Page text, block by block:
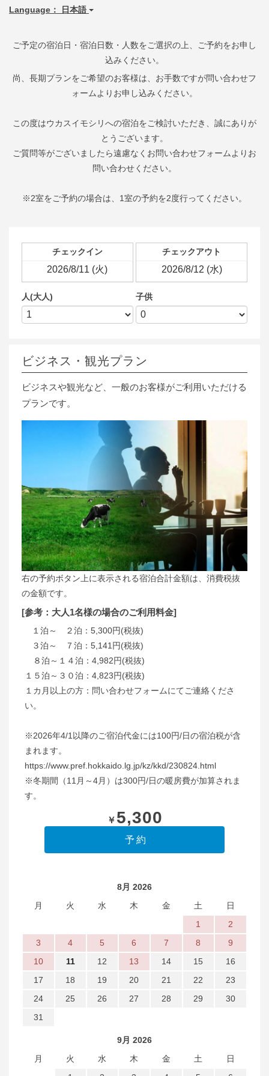
日本語
ご予定の宿泊日・宿泊日数・人数をご選択の上、ご予約をお申し
込みください。
尚、長期プランをご希望のお客様は、お手数ですが問い合わせフ
ォームよりお申し込みください。
この度はウカスイモシリへの宿泊をご検討いただき、誠にありが
とうございます。
ご質問等がございましたら遠慮なくお問い合わせフォームよりお
問い合わせください。
※2室をご予約の場合は、1室の予約を2度行ってください。
チェックイン チェックアウト
人(大人) 子供
ビジネス・観光プラン
ビジネスや観光など、一般のお客様がご利用いただける
プランです。
右の予約ボタン上に表示される宿泊合計金額は、消費税抜
の金額です。
[参考：大人1名様の場合のご利用料金]
１泊～ ２泊：5,300円(税抜)
３泊～ ７泊：5,141円(税抜)
８泊～１４泊：4,982円(税抜)
１５泊～３０泊：4,823円(税抜)
１カ月以上の方：問い合わせフォームにてご連絡くださ
い。
※2026年4/1以降のご宿泊代金には100円/日の宿泊税が含
まれます。
https://www.pref.hokkaido.lg.jp/kz/kkd/230824.html
※冬期間（11月～4月）は300円/日の暖房費が加算されま
す。
￥ 5,300
8月 2026
月
火 水 木 金 土
日
1
2
3
4 5 6 7 8
9
10
11 12 13 14 15
16
17
18 19 20 21 22
23
24
25 26 27 28 29
30
31
9月 2026
月
火 水 木 金 土
日